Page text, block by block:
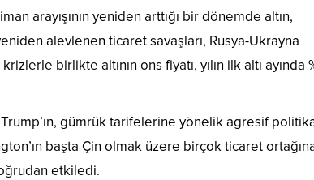
arayışının yeniden arttığı bir dönemde altın,
alevlenen ticaret savaşları, Rusya-Ukrayna
birlikte altının ons fiyatı, yılın ilk altı ayında
gümrük tarifelerine yönelik agresif
başta Çin olmak üzere birçok ticaret
etkiledi.